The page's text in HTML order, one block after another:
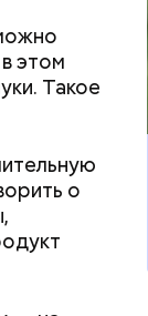
этом
Такое
о
новый
ли